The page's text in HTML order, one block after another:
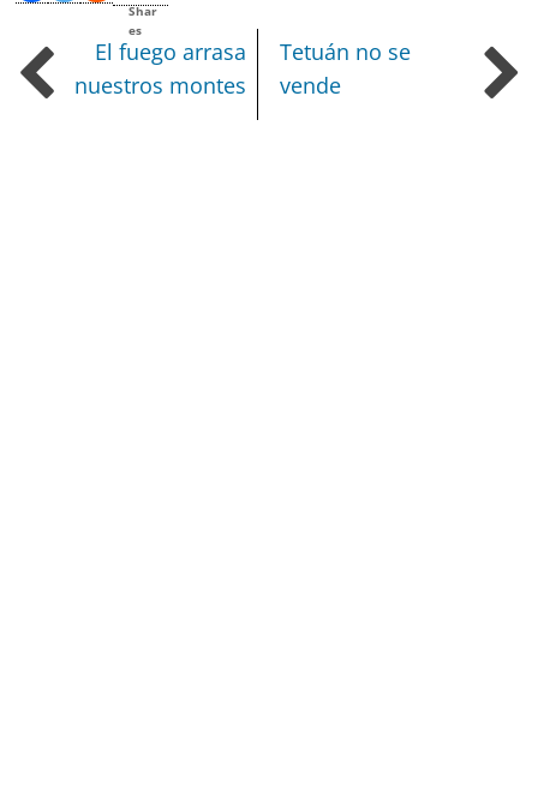
Shar
es
El fuego arrasa
nuestros montes
Tetuán no se
vende